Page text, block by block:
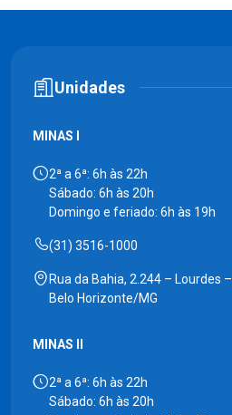
Unidades
MINAS I
2ª a 6ª: 6h às 22h
Sábado: 6h às 20h
Domingo e feriado: 6h às 19h
(31) 3516-1000
Rua da Bahia, 2.244 – Lourdes –
Belo Horizonte/MG
MINAS II
2ª a 6ª: 6h às 22h
Sábado: 6h às 20h